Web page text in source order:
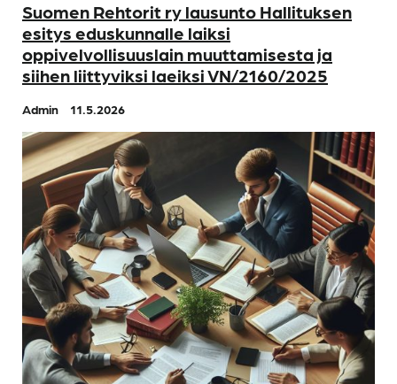
Suomen Rehtorit ry lausunto Hallituksen
esitys eduskunnalle laiksi
oppivelvollisuuslain muuttamisesta ja
siihen liittyviksi laeiksi VN/2160/2025
Admin 11.5.2026